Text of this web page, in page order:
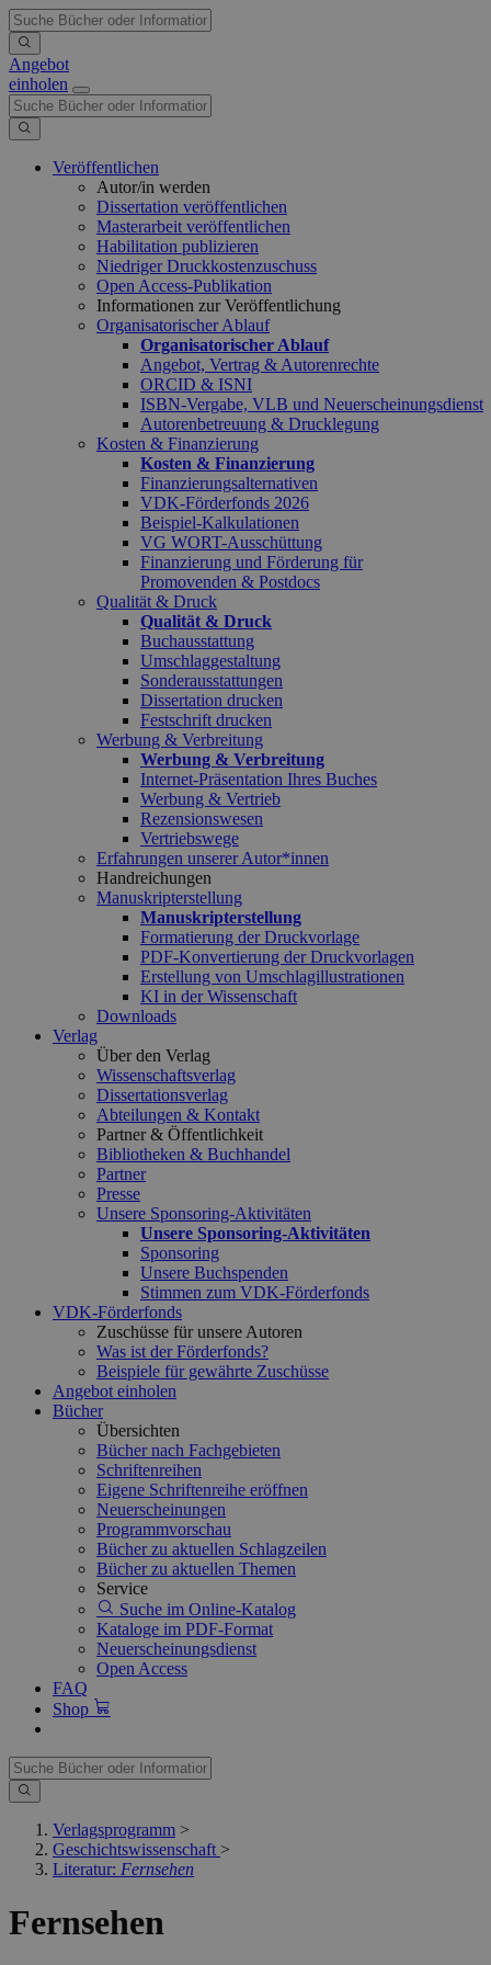
Angebot
einholen
Veröffentlichen
Autor/in werden
Dissertation veröffentlichen
Masterarbeit veröffentlichen
Habilitation publizieren
Niedriger Druckkostenzuschuss
Open Access-Publikation
Informationen zur Veröffentlichung
Organisatorischer Ablauf
Organisatorischer Ablauf
Angebot, Vertrag & Autorenrechte
ORCID & ISNI
ISBN-Vergabe, VLB und Neuerscheinungsdienst
Autorenbetreuung & Drucklegung
Kosten & Finanzierung
Kosten & Finanzierung
Finanzierungsalternativen
VDK-Förderfonds 2026
Beispiel-Kalkulationen
VG WORT-Ausschüttung
Finanzierung und Förderung für
Promovenden & Postdocs
Qualität & Druck
Qualität & Druck
Buchausstattung
Umschlaggestaltung
Sonderausstattungen
Dissertation drucken
Festschrift drucken
Werbung & Verbreitung
Werbung & Verbreitung
Internet-Präsentation Ihres Buches
Werbung & Vertrieb
Rezensionswesen
Vertriebswege
Erfahrungen unserer Autor*innen
Handreichungen
Manuskripterstellung
Manuskripterstellung
Formatierung der Druckvorlage
PDF-Konvertierung der Druckvorlagen
Erstellung von Umschlagillustrationen
KI in der Wissenschaft
Downloads
Verlag
Über den Verlag
Wissenschaftsverlag
Dissertationsverlag
Abteilungen & Kontakt
Partner & Öffentlichkeit
Bibliotheken & Buchhandel
Partner
Presse
Unsere Sponsoring-Aktivitäten
Unsere Sponsoring-Aktivitäten
Sponsoring
Unsere Buchspenden
Stimmen zum VDK-Förderfonds
VDK-Förderfonds
Zuschüsse für unsere Autoren
Was ist der Förderfonds?
Beispiele für gewährte Zuschüsse
Angebot einholen
Bücher
Übersichten
Bücher nach Fachgebieten
Schriftenreihen
Eigene Schriftenreihe eröffnen
Neuerscheinungen
Programmvorschau
Bücher zu aktuellen Schlagzeilen
Bücher zu aktuellen Themen
Service
Suche im Online-Katalog
Kataloge im PDF-Format
Neuerscheinungsdienst
Open Access
FAQ
Shop
Verlagsprogramm >
Geschichtswissenschaft >
Literatur: Fernsehen
Fernsehen